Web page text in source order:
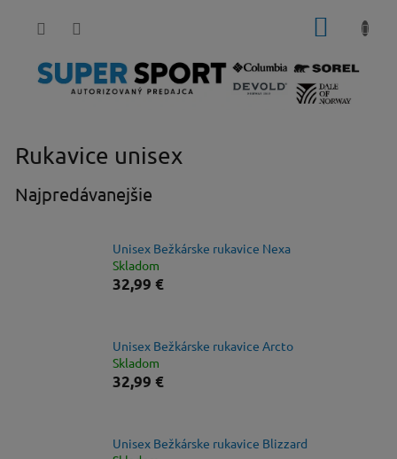
Rukavice unisex
Najpredávanejšie
Unisex Bežkárske rukavice Nexa
Skladom
32,99 €
Unisex Bežkárske rukavice Arcto
Skladom
32,99 €
Unisex Bežkárske rukavice Blizzard